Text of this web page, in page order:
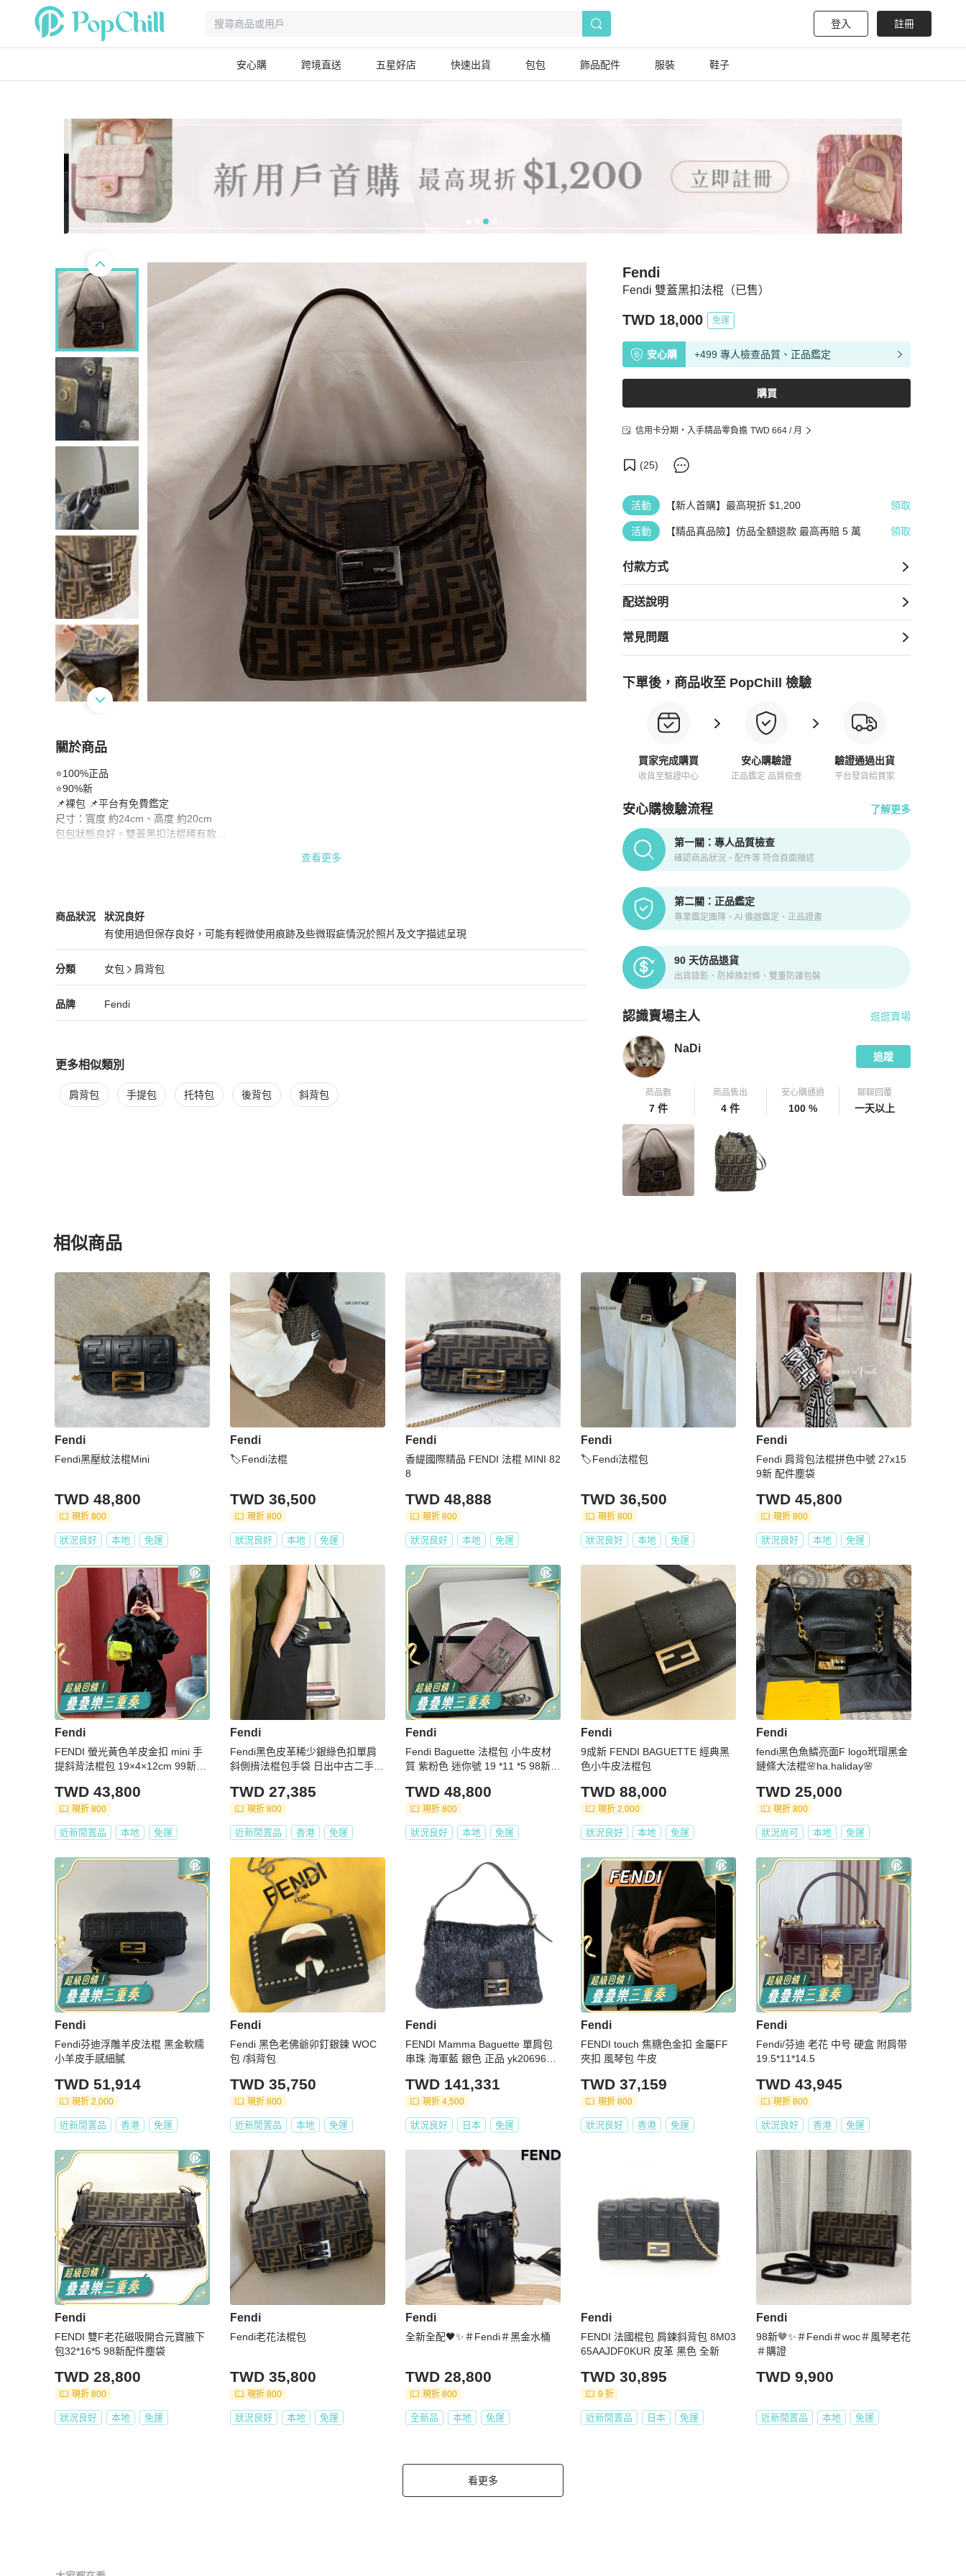
登入 註冊
安心購 跨境直送 五星好店 快速出貨 包包 飾品配件 服裝 鞋子
Fendi 雙蓋黑扣法棍（已售）
Fendi
TWD 18,000 免運
安心購 +499 專人檢查品質、正品鑑定
購買
信用卡分期・入手精品零負擔 TWD 664 / 月
(25)
活動 【新人首購】最高現折 $1,200 領取
活動 【精品真品險】仿品全額退款 最高再賠 5 萬 領取
付款方式
配送說明
常見問題
下單後，商品收至 PopChill 檢驗
買家完成購買
收貨至驗證中心
安心購驗證
正品鑑定 品質檢查
驗證通過出貨
平台發貨給買家
安心購檢驗流程 了解更多
PopChill拍拍圈正品驗證、安心購檢驗流程介紹
第一關：專人品質檢查
確認商品狀況、配件等 符合頁面描述
第二關：正品鑑定
專業鑑定團隊、AI 儀器鑑定、正品證書
90 天仿品退貨
出貨錄影、防掉換封條、雙重防護包裝
認識賣場主人
PopChill 拍拍圈嚴選賣家
逛逛賣場
NaDi
追蹤
商品數
7 件
商品售出
4 件
安心購通過
100 %
聊聊回覆
一天以上
關於商品
關於Fendi 雙蓋黑扣法棍（已售）
⭐️100%正品
⭐️90%新
📌裸包 📌平台有免費鑑定
尺寸：寬度 約24cm、高度 約20cm
包包狀態良好。雙蓋黑扣法棍稀有款
查看更多
商品狀況
Fendi女包 商品狀態與細節
狀況良好
有使用過但保存良好，可能有輕微使用痕跡及些微瑕疵情況於照片及文字描述呈現
狀況良好
分類
Fendi 分類資訊
女包
肩背包
女包/肩背包推薦
品牌
Fendi 女包品牌介紹
Fendi
Fendi 推薦清單
更多相似類別
更多Fendi女包相似商品推薦
肩背包 手提包 托特包 後背包 斜背包
相似商品
更多相似Fendi女包推薦精品
Fendi
Fendi黑壓紋法棍Mini
TWD 48,800
現折 800
狀況良好 本地 免運
Fendi
🏷Fendi法棍
TWD 36,500
現折 800
狀況良好 本地 免運
Fendi
香緹國際精品 FENDI 法棍 MINI 82
8
TWD 48,888
現折 800
狀況良好 本地 免運
Fendi
🏷Fendi法棍包
TWD 36,500
現折 800
狀況良好 本地 免運
Fendi
Fendi 肩背包法棍拼色中號 27x15
9新 配件塵袋
TWD 45,800
現折 800
狀況良好 本地 免運
Fendi
FENDI 螢光黃色羊皮金扣 mini 手
提斜背法棍包 19×4×12cm 99新配
TWD 43,800
現折 800
近新閒置品 本地 免運
Fendi
Fendi黑色皮革稀少銀綠色扣單肩
斜側揹法棍包手袋 日出中古二手vi
TWD 27,385
現折 800
近新閒置品 香港 免運
Fendi
Fendi Baguette 法棍包 小牛皮材
質 紫粉色 迷你號 19 *11 *5 98新配
TWD 48,800
現折 800
狀況良好 本地 免運
Fendi
9成新 FENDI BAGUETTE 經典黑
色小牛皮法棍包
TWD 88,000
現折 2,000
狀況良好 本地 免運
Fendi
fendi黑色魚鱗亮面F logo玳瑁黑金
鏈條大法棍🌸ha.haliday🌸
TWD 25,000
現折 800
狀況尚可 本地 免運
Fendi
Fendi芬迪浮雕羊皮法棍 黑金軟糯
小羊皮手感細膩
TWD 51,914
現折 2,000
近新閒置品 香港 免運
Fendi
Fendi 黑色老佛爺卯釘銀鍊 WOC
包 /斜背包
TWD 35,750
現折 800
近新閒置品 本地 免運
Fendi
FENDI Mamma Baguette 單肩包
串珠 海軍藍 銀色 正品 yk20696SA
TWD 141,331
現折 4,500
狀況良好 日本 免運
Fendi
FENDI touch 焦糖色金扣 金屬FF
夾扣 風琴包 牛皮
TWD 37,159
現折 800
狀況良好 香港 免運
Fendi
Fendi/芬迪 老花 中号 硬盒 附肩带
19.5*11*14.5
TWD 43,945
現折 800
狀況良好 香港 免運
Fendi
FENDI 雙F老花磁吸開合元寶腋下
包32*16*5 98新配件塵袋
TWD 28,800
現折 800
狀況良好 本地 免運
Fendi
Fendi老花法棍包
TWD 35,800
現折 800
狀況良好 本地 免運
Fendi
全新全配🖤✨＃Fendi＃黑金水桶
TWD 28,800
現折 800
全新品 本地 免運
Fendi
FENDI 法國棍包 肩鍊斜背包 8M03
65AAJDF0KUR 皮革 黑色 全新
TWD 30,895
9 折
近新閒置品 日本 免運
Fendi
98新🤎✨＃Fendi＃woc＃風琴老花
＃購證
TWD 9,900
近新閒置品 本地 免運
看更多